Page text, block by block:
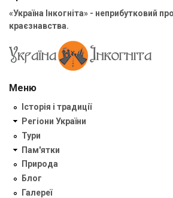
«Україна Інкогніта» - неприбутковий
краєзнавства.
Меню
Історія і традиції
Регіони України
Тури
Пам'ятки
Природа
Блог
Галереї